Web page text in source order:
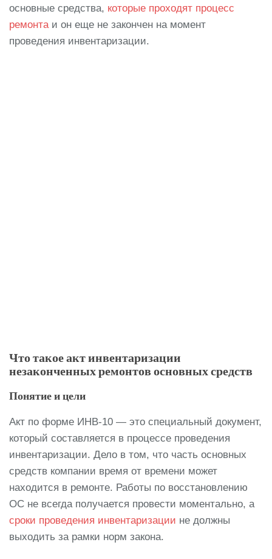
основные средства, которые проходят процесс
ремонтаи он еще не закончен на момент
проведения инвентаризации.
Что такое акт инвентаризации
незаконченных ремонтов основных средств
Понятие и цели
Акт по форме ИНВ-10 — это специальный документ,
который составляется в процессе проведения
инвентаризации. Дело в том, что часть основных
средств компании время от времени может
находится в ремонте. Работы по восстановлению
ОС не всегда получается провести моментально, а
сроки проведения инвентаризации не должны
выходить за рамки норм закона.